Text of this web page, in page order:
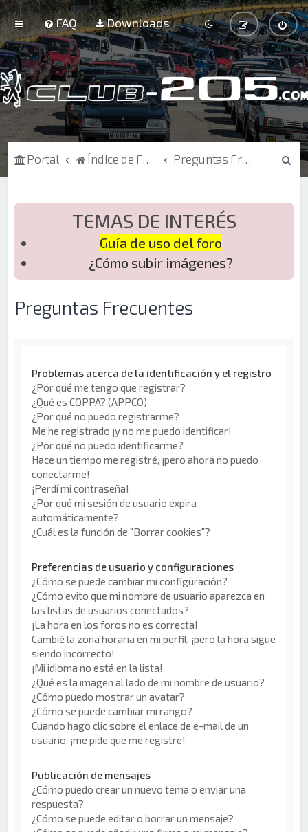
FAQ Downloads
Portal Índice de Foros Preguntas Frecuentes
B
TEMAS DE INTERÉS
Guía de uso del foro
¿Cómo subir imágenes?
Preguntas Frecuentes
Problemas acerca de la identificación y el registro
¿Por qué me tengo que registrar?
¿Qué es COPPA? (APPCO)
¿Por qué no puedo registrarme?
Me he registrado ¡y no me puedo identificar!
¿Por qué no puedo identificarme?
Hace un tiempo me registré, ¡pero ahora no puedo
conectarme!
¡Perdí mi contraseña!
¿Por qué mi sesión de usuario expira
automáticamente?
¿Cuál es la función de "Borrar cookies"?
Preferencias de usuario y configuraciones
¿Cómo se puede cambiar mi configuración?
¿Cómo evito que mi nombre de usuario aparezca en
las listas de usuarios conectados?
¡La hora en los foros no es correcta!
Cambié la zona horaria en mi perfil, ¡pero la hora sigue
siendo incorrecto!
¡Mi idioma no está en la lista!
¿Qué es la imagen al lado de mi nombre de usuario?
¿Cómo puedo mostrar un avatar?
¿Cómo se puede cambiar mi rango?
Cuando hago clic sobre el enlace de e-mail de un
usuario, ¡me pide que me registre!
Publicación de mensajes
¿Cómo puedo crear un nuevo tema o enviar una
respuesta?
¿Cómo se puede editar o borrar un mensaje?